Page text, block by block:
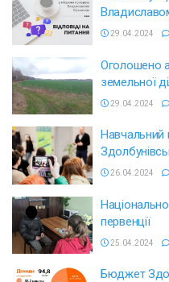
29.04.2024
Оголошено
земельної
29.04.2024
Навчальний
26.04.2024
первенції
25.04.2024
Бюджет